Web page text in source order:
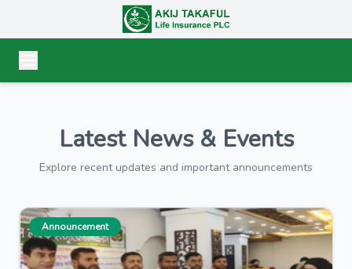
Latest News & Events
Explore recent updates and important announcements
Announcement